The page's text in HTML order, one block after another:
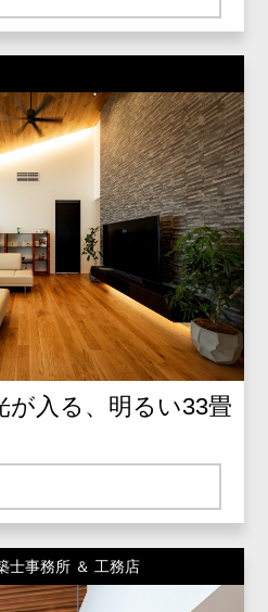
が入る、明るい33畳
士事務所 ＆ 工務店